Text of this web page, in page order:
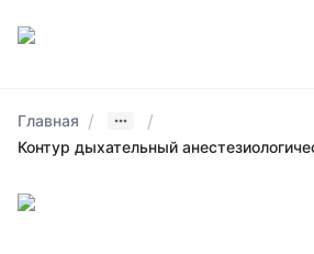
Главная / /
Контур дыхательный